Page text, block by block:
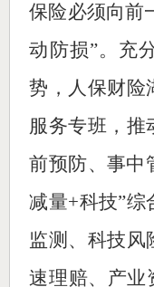
保险必须向前
动防损”。充
势，人保财险
服务专班，推
前预防、事中
减量+科技”综
监测、科技风
速理赔、产业